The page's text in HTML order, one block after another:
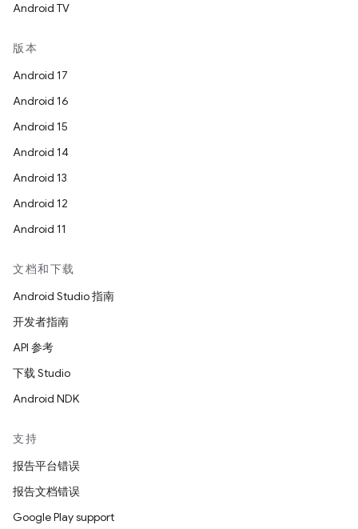
Android TV
版本
Android 17
Android 16
Android 15
Android 14
Android 13
Android 12
Android 11
文档和下载
Android Studio 指南
开发者指南
API 参考
下载 Studio
Android NDK
支持
报告平台错误
报告文档错误
Google Play support